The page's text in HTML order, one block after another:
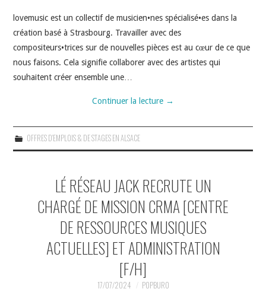
lovemusic est un collectif de musicien•nes spécialisé•es dans la
création basé à Strasbourg. Travailler avec des
compositeurs•trices sur de nouvelles pièces est au cœur de ce que
nous faisons. Cela signifie collaborer avec des artistes qui
souhaitent créer ensemble une…
Continuer la lecture →
OFFRES D'EMPLOIS & DE STAGES EN ALSACE
LÉ RÉSEAU JACK RECRUTE UN
CHARGÉ DE MISSION CRMA [CENTRE
DE RESSOURCES MUSIQUES
ACTUELLES] ET ADMINISTRATION
[F/H]
17/07/2024 POPBURO